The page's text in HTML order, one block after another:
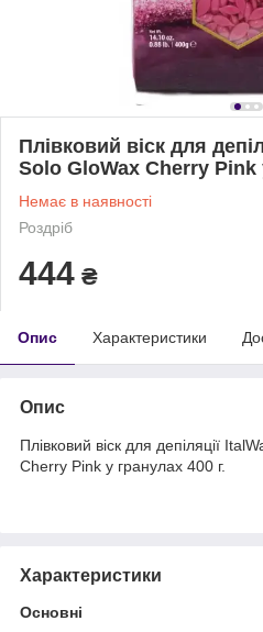
Плівковий віск для
Solo GloWax Cherry Pink
Немає в наявності
Роздріб
444 ₴
Опис Характеристики
Опис
Плівковий віск для депіляції
Cherry Pink у гранулах 400 г.
Характеристики
Основні